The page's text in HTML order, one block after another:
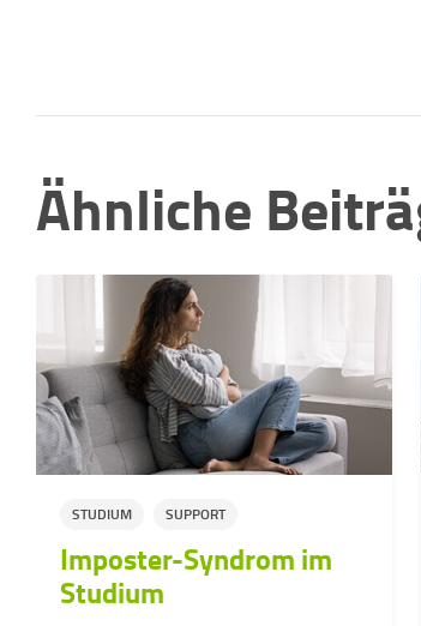
Ähnliche
STUDIUM SUPPORT
Imposter-Syndrom im
Studium